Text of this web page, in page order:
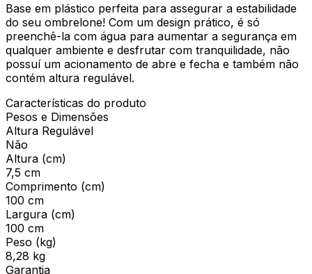
Base em plástico perfeita para assegurar a estabilidade
do seu ombrelone! Com um design prático, é só
preenchê-la com água para aumentar a segurança em
qualquer ambiente e desfrutar com tranquilidade, não
possuí um acionamento de abre e fecha e também não
contém altura regulável.
Características do produto
Pesos e Dimensões
Altura Regulável
Não
Altura (cm)
7,5 cm
Comprimento (cm)
100 cm
Largura (cm)
100 cm
Peso (kg)
8,28 kg
Garantia